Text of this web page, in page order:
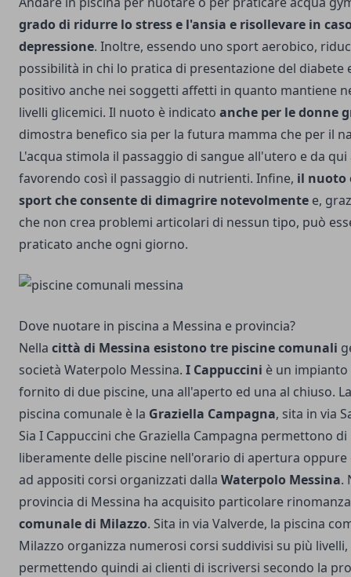
grado di ridurre lo stress e l'ansia e risollevare in
depressione. Inoltre, essendo uno sport aerobico,
possibilità in chi lo pratica di presentazione del diabete
positivo anche nei soggetti affetti in quanto mantiene
livelli glicemici. Il nuoto è indicato anche per le donne
dimostra benefico sia per la futura mamma che per il
L'acqua stimola il passaggio di sangue all'utero e da
favorendo così il passaggio di nutrienti. Infine, il nuoto
sport che consente di dimagrire notevolmente e,
che non crea problemi articolari di nessun tipo, può
praticato anche ogni giorno.
Dove nuotare in piscina a Messina e provincia?
Nella città di Messina esistono tre piscine comunali
società Waterpolo Messina. I Cappuccini è un
fornito di due piscine, una all'aperto ed una al chiuso.
piscina comunale è la Graziella Campagna, sita in via
Sia I Cappuccini che Graziella Campagna permettono
liberamente delle piscine nell'orario di apertura oppure
ad appositi corsi organizzati dalla Waterpolo Messina.
provincia di Messina ha acquisito particolare
comunale di Milazzo. Sita in via Valverde, la piscina
Milazzo organizza numerosi corsi suddivisi su più livelli,
permettendo quindi ai clienti di iscriversi secondo la